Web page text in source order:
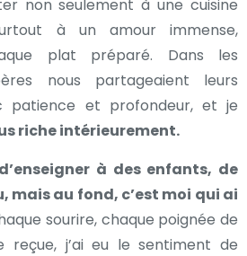
non seulement à une cuisine
à un amour immense,
plat préparé. Dans les
nous partageaient leurs
patience et profondeur, et je
riche intérieurement.
à des enfants, de
mais au fond, c’est moi qui ai
sourire, chaque poignée de
reçue, j’ai eu le sentiment de